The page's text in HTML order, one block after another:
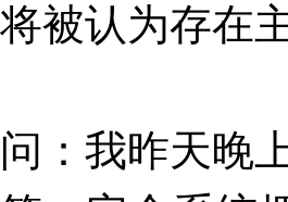
将被认为存在
问 ： 我昨天晚